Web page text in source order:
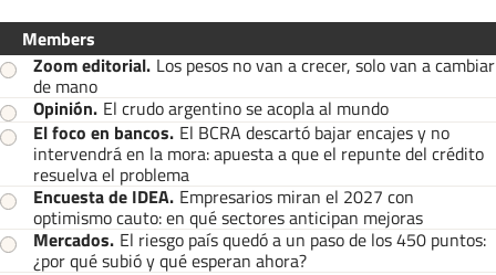
Members
Zoom editorial. Los pesos no van a crecer, solo van a cambiar
de mano
Opinión. El crudo argentino se acopla al mundo
El foco en bancos. El BCRA descartó bajar encajes y no
intervendrá en la mora: apuesta a que el repunte del crédito
resuelva el problema
Encuesta de IDEA. Empresarios miran el 2027 con
optimismo cauto: en qué sectores anticipan mejoras
Mercados. El riesgo país quedó a un paso de los 450 puntos:
¿por qué subió y qué esperan ahora?